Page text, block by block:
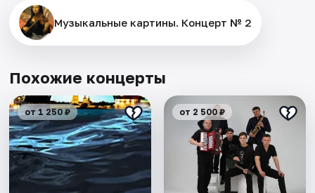
Музыкальные картины. Концерт № 2
Похожие концерты
от 1 250 ₽ от 2 500 ₽